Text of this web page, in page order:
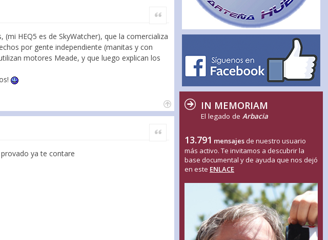
Citar
HEQ5 es de SkyWatcher), que la comercializa
por gente independiente (manitas y con
motores Meade, y que luego explican los
Citar
ya te contare
IN MEMORIAM
El legado de Arbacia
13.791 mensajes de nuestro usuario
más activo. Te invitamos a descubrir la
base documental y de ayuda que nos dejó
en este ENLACE